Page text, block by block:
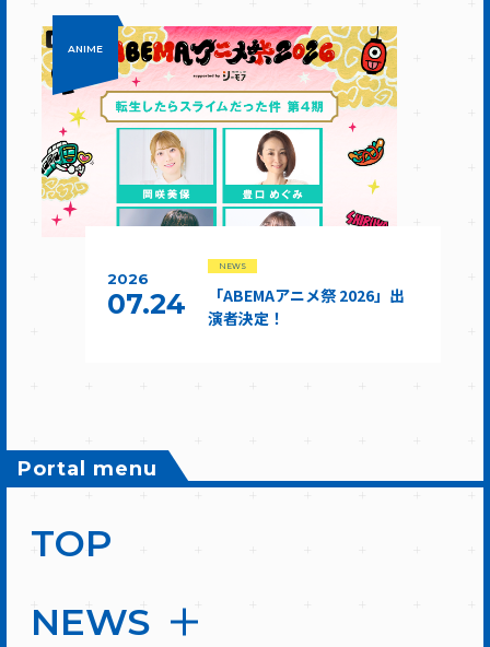
ANIME
2026
07.24
NEWS
「ABEMAアニメ祭 2026」出
演者決定！
Portal menu
TOP
NEWS